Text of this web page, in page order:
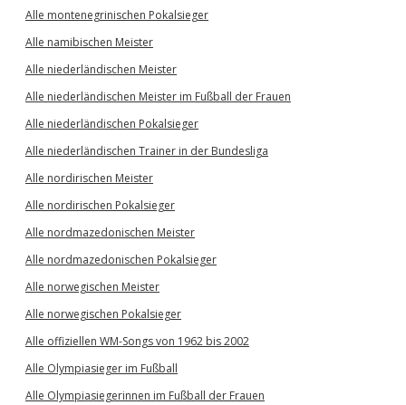
Alle montenegrinischen Pokalsieger
Alle namibischen Meister
Alle niederländischen Meister
Alle niederländischen Meister im Fußball der Frauen
Alle niederländischen Pokalsieger
Alle niederländischen Trainer in der Bundesliga
Alle nordirischen Meister
Alle nordirischen Pokalsieger
Alle nordmazedonischen Meister
Alle nordmazedonischen Pokalsieger
Alle norwegischen Meister
Alle norwegischen Pokalsieger
Alle offiziellen WM-Songs von 1962 bis 2002
Alle Olympiasieger im Fußball
Alle Olympiasiegerinnen im Fußball der Frauen